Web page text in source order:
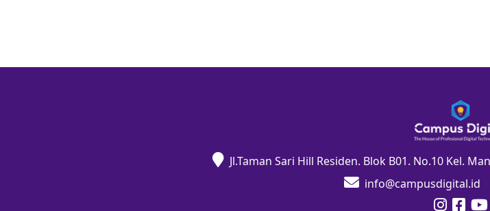
Jl.Taman Sari Hill Residen. Blok B01. No.10 Kel.
info@campusdigital.id